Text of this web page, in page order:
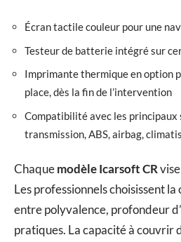
Écran tactile couleur pour une
Testeur de batterie intégré sur
Imprimante thermique en option
place, dès la fin de l’intervention
Compatibilité avec les principaux
transmission, ABS, airbag,
Chaquemodèle Icarsoft CR
Les professionnels choisissent
entre polyvalence, profondeur
pratiques. La capacité à couvrir